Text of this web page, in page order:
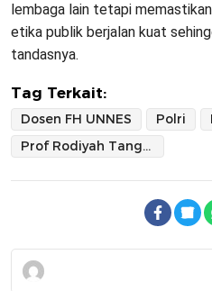
lembaga lain tetapi
etika publik berjalan kuat
tandasnya.
Tag Terkait:
Dosen FH UNNES Polri
Prof Rodiyah Tangwun